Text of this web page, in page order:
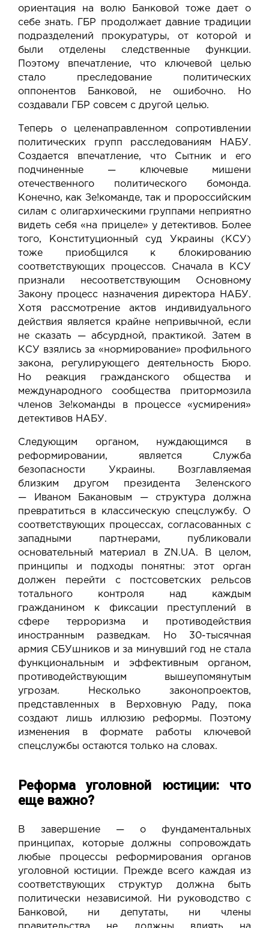
ориентация на волю Банковой тоже дает о
себе знать. ГБР продолжает давние традиции
подразделений прокуратуры, от которой и
были отделены следственные функции.
Поэтому впечатление, что ключевой целью
стало преследование политических
оппонентов Банковой, не ошибочно. Но
создавали ГБР совсем с другой целью.
Теперь о целенаправленном сопротивлении
политических групп расследованиям НАБУ.
Создается впечатление, что Сытник и его
подчиненные — ключевые мишени
отечественного политического бомонда.
Конечно, как Зе!команде, так и пророссийским
силам с олигархическими группами неприятно
видеть себя «на прицеле» у детективов. Более
того, Конституционный cуд Украины (КСУ)
тоже приобщился к блокированию
соответствующих процессов. Сначала в КСУ
признали несоответствующим Основному
Закону процесс назначения директора НАБУ.
Хотя рассмотрение актов индивидуального
действия является крайне непривычной, если
не сказать — абсурдной, практикой. Затем в
КСУ взялись за «нормирование» профильного
закона, регулирующего деятельность Бюро.
Но реакция гражданского общества и
международного сообщества притормозила
членов Зе!команды в процессе «усмирения»
детективов НАБУ.
Следующим органом, нуждающимся в
реформировании, является Служба
безопасности Украины. Возглавляемая
близким другом президента Зеленского
— Иваном Бакановым — структура должна
превратиться в классическую спецслужбу. О
соответствующих процессах, согласованных с
западными партнерами, публиковали
основательный материал в ZN.UA. В целом,
принципы и подходы понятны: этот орган
должен перейти с постсоветских рельсов
тотального контроля над каждым
гражданином к фиксации преступлений в
сфере терроризма и противодействия
иностранным разведкам. Но 30-тысячная
армия СБУшников и за минувший год не стала
функциональным и эффективным органом,
противодействующим вышеупомянутым
угрозам. Несколько законопроектов,
представленных в Верховную Раду, пока
создают лишь иллюзию реформы. Поэтому
изменения в формате работы ключевой
спецслужбы остаются только на словах.
Реформа уголовной юстиции: что
еще важно?
В завершение — о фундаментальных
принципах, которые должны сопровождать
любые процессы реформирования органов
уголовной юстиции. Прежде всего каждая из
соответствующих структур должна быть
политически независимой. Ни руководство с
Банковой, ни депутаты, ни члены